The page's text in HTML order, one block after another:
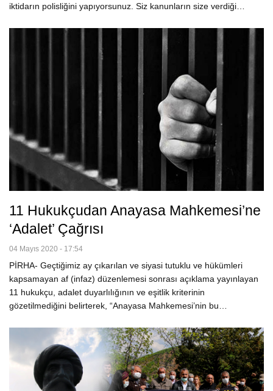
iktidarın polisliğini yapıyorsunuz. Siz kanunların size verdiği…
11 Hukukçudan Anayasa Mahkemesi’ne
‘Adalet’ Çağrısı
04 Mayıs 2020 - 17:54
PİRHA- Geçtiğimiz ay çıkarılan ve siyasi tutuklu ve hükümleri
kapsamayan af (infaz) düzenlemesi sonrası açıklama yayınlayan
11 hukukçu, adalet duyarlılığının ve eşitlik kriterinin
gözetilmediğini belirterek, “Anayasa Mahkemesi’nin bu…